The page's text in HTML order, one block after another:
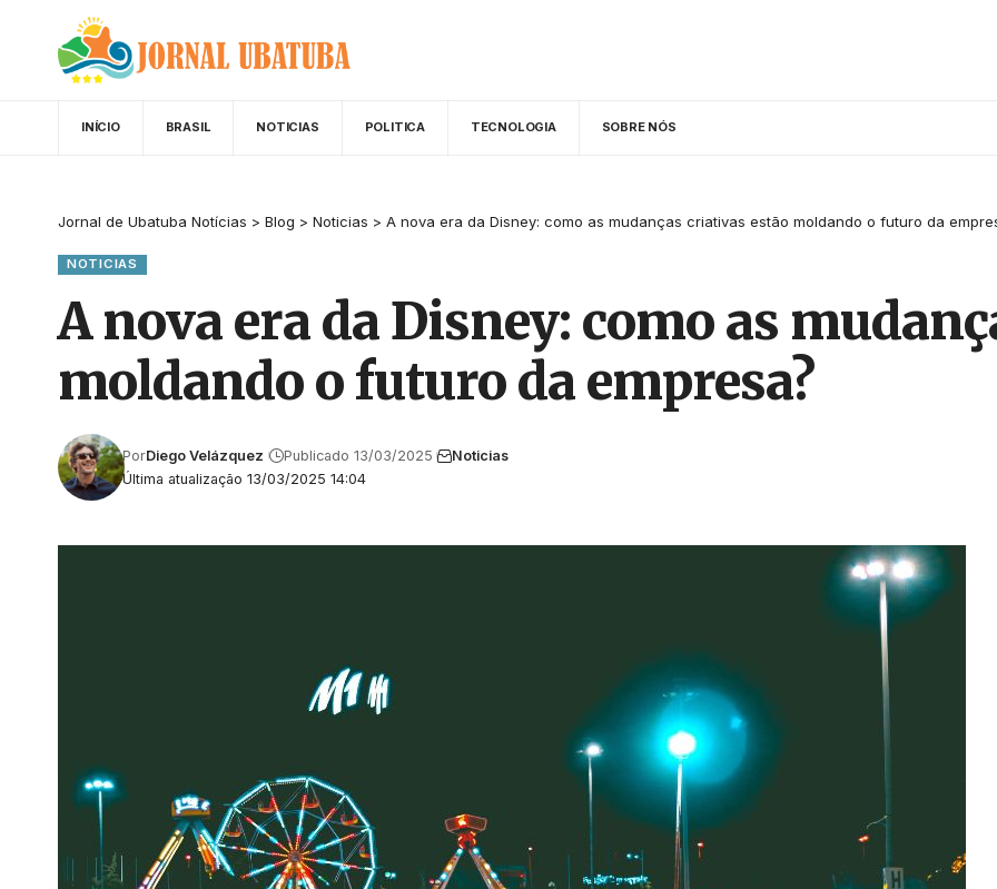
INÍCIO BRASIL NOTICIAS POLITICA TECNOLOGIA SOBRE NÓS
Jornal de Ubatuba Notícias > Blog > Noticias > A nova era da Disney: como as mudanças criativas estão moldando o futuro da
NOTICIAS
A nova era da Disney: como as
moldando o futuro da empresa?
Última atualização 13/03/2025 14:04
PorDiego Velázquez Publicado 13/03/2025 Noticias